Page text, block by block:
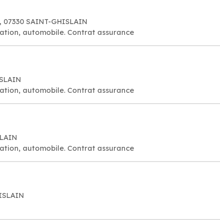
SAINT-GHISLAIN
automobile. Contrat assurance
automobile. Contrat assurance
automobile. Contrat assurance